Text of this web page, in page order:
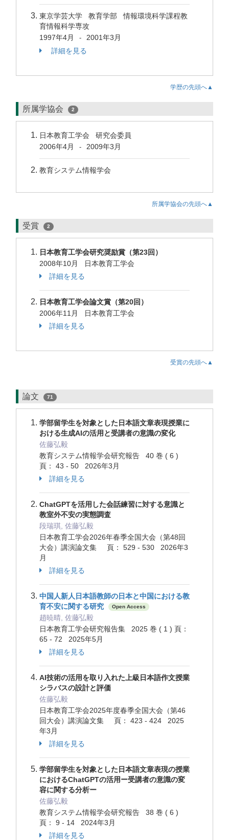
東京学芸大学 教育学部 情報環境科学課程教
育情報科学専攻
1997年4月
-
2001年3月
詳細を見る
学歴の先頭へ▲
所属学協会 2
日本教育工学会 研究会委員
2006年4月
- 2009年3月
教育システム情報学会
所属学協会の先頭へ▲
受賞 2
日本教育工学会研究奨励賞（第23回）
2008年10月 日本教育工学会
詳細を見る
日本教育工学会論文賞（第20回）
2006年11月 日本教育工学会
詳細を見る
受賞の先頭へ▲
論文 71
学部留学生を対象とした日本語文章表現授業に
おける生成AIの活用と受講者の意識の変化
佐藤弘毅
教育システム情報学会研究報告 40 巻 ( 6 )
頁： 43 - 50 2026年3月
詳細を見る
ChatGPTを活用した会話練習に対する意識と
教室外不安の実態調査
段瑞琪, 佐藤弘毅
日本教育工学会2026年春季全国大会（第48回
大会）講演論文集 頁： 529 - 530 2026年3
月
詳細を見る
中国人新人日本語教師の日本と中国における教
育不安に関する研究
Open Access
趙暁晴, 佐藤弘毅
日本教育工学会研究報告集 2025 巻 ( 1 ) 頁：
65 - 72 2025年5月
詳細を見る
AI技術の活用を取り入れた上級日本語作文授業
シラバスの設計と評価
佐藤弘毅
日本教育工学会2025年度春季全国大会（第46
回大会）講演論文集 頁： 423 - 424 2025
年3月
詳細を見る
学部留学生を対象とした日本語文章表現の授業
におけるChatGPTの活用ー受講者の意識の変
容に関する分析ー
佐藤弘毅
教育システム情報学会研究報告 38 巻 ( 6 )
頁： 9 - 14 2024年3月
詳細を見る